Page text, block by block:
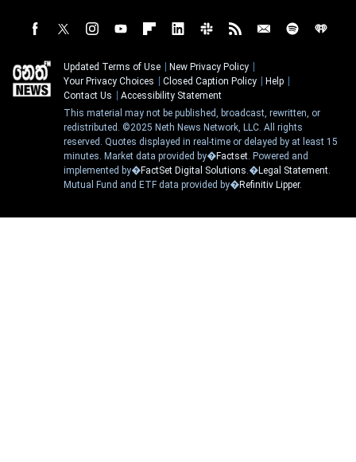
Updated Terms of Use
New Privacy Policy
Your Privacy Choices
Closed Caption Policy
Help
Contact Us
Accessibility Statement
This material may not be published, broadcast, rewritten, or
redistributed. ©2025 Neth News Network, LLC. All rights
reserved. Quotes displayed in real-time or delayed by at least 15
minutes. Market data provided by�Factset. Powered and
implemented by�FactSet Digital Solutions.�Legal Statement.
Mutual Fund and ETF data provided by�Refinitiv Lipper.